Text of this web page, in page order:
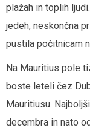
plažah in toplih
jedeh, neskončna
pustila počitnicam
Na Mauritius pole
boste leteli čez
Mauritiusu.
decembra in nato